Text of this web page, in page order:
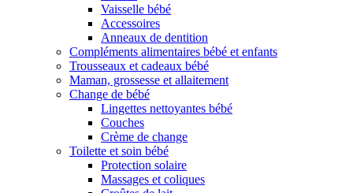
Vaisselle bébé
Accessoires
Anneaux de dentition
Compléments alimentaires bébé et enfants
Trousseaux et cadeaux bébé
Maman, grossesse et allaitement
Change de bébé
Lingettes nettoyantes bébé
Couches
Crème de change
Toilette et soin bébé
Protection solaire
Massages et coliques